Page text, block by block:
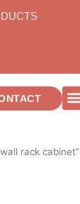
rack cabinet”